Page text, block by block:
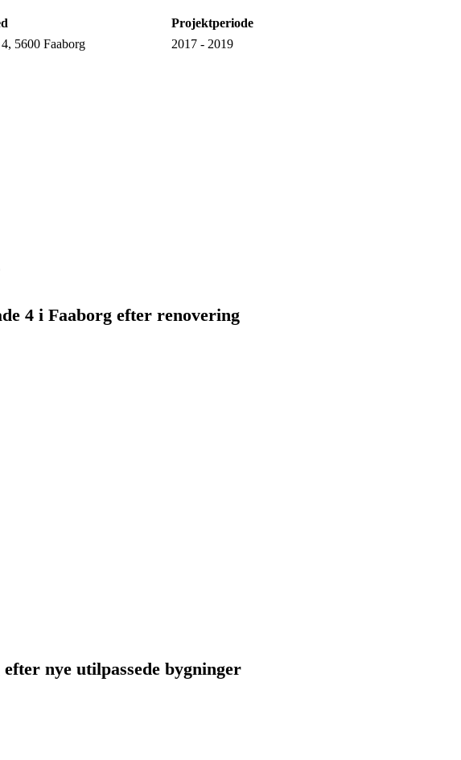
5600 Faaborg
Projektperiode
2017 - 2019
4 i Faaborg efter renovering
nye utilpassede bygninger